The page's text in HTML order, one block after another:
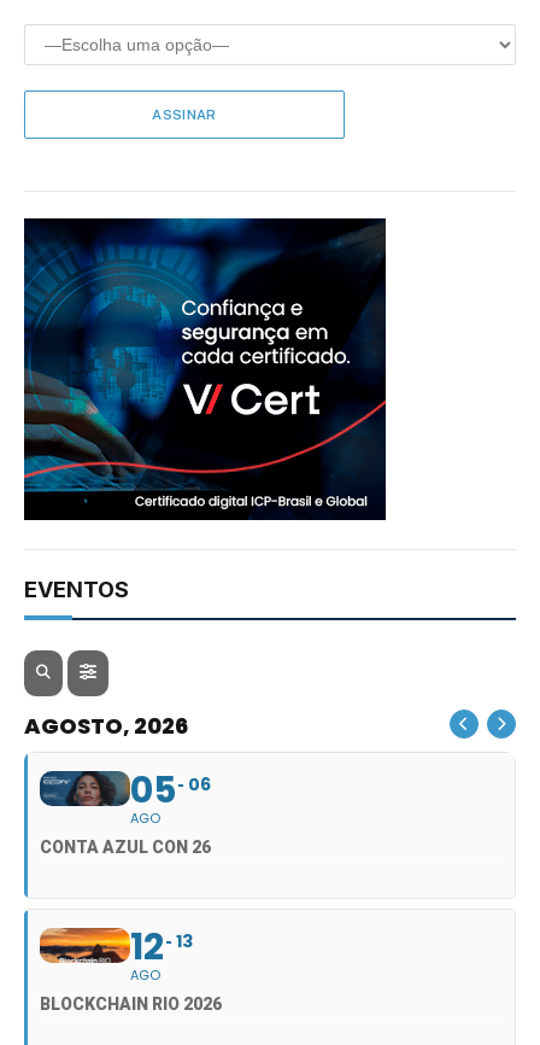
EVENTOS
AGOSTO, 2026
05
AGO
06
CONTA AZUL CON 26
12
AGO
13
BLOCKCHAIN RIO 2026